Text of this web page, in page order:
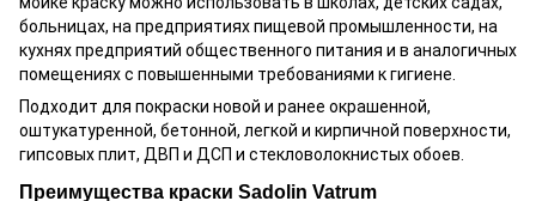
больницах, на предприятиях пищевой промышленности, на
кухнях предприятий общественного питания и в аналогичных
помещениях с повышенными требованиями к гигиене.
Подходит для покраски новой и ранее окрашенной,
оштукатуренной, бетонной, легкой и кирпичной поверхности,
гипсовых плит, ДВП и ДСП и стекловолокнистых обоев.
Преимущества краски Sadolin Vatrum